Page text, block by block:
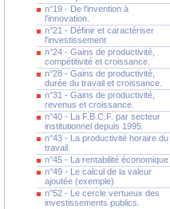
n°19 - De l'invention à
l'innovation.
n°21 - Définir et caractériser
l'investissement
n°24 - Gains de productivité,
compétitivité et croissance.
n°28 - Gains de productivité,
durée du travail et croissance.
n°31 - Gains de productivité,
revenus et croissance.
n°40 - La F.B.C.F. par secteur
institutionnel depuis 1995.
n°43 - La productivité horaire du
travail.
n°45 - La rentabilité économique
n°49 - Le calcul de la valeur
ajoutée (exemple)
n°52 - Le cercle vertueux des
investissements publics.